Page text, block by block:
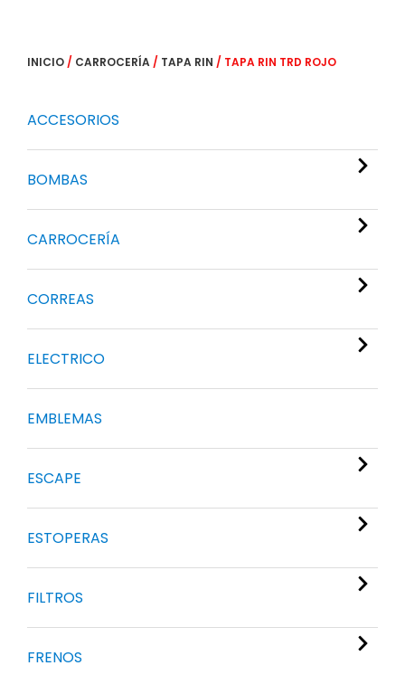
INICIO / CARROCERÍA / TAPA RIN / TAPA RIN TRD ROJO
ACCESORIOS
BOMBAS
CARROCERÍA
CORREAS
ELECTRICO
EMBLEMAS
ESCAPE
ESTOPERAS
FILTROS
FRENOS